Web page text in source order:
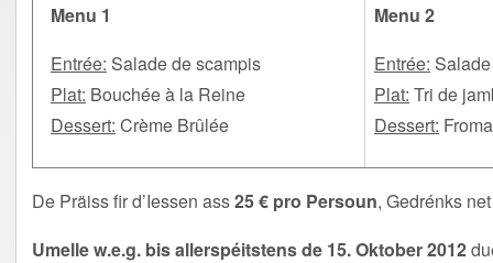
Menu 1
Entrée: Salade de scampis
Plat: Bouchée à la Reine
Dessert: Crème Brûlée
Menu 2
Entrée:
Plat: Tri de
Dessert:
De Präiss fir d’Iessen ass25 € pro Persoun, Gedrénks
Umelle w.e.g. bis allerspéitstens de 15. Oktober 2012